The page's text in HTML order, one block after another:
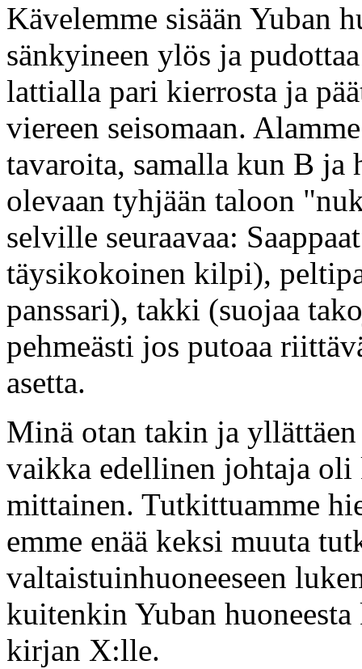
Kävelemme sisään Yuban
sänkyineen ylös ja
lattialla pari kierrosta ja
viereen seisomaan.
tavaroita, samalla kun B ja
olevaan tyhjään taloon
selville seuraavaa:
täysikokoinen kilpi),
panssari), takki (suojaa
pehmeästi jos putoaa
asetta.
Minä otan takin ja
vaikka edellinen johtaja
mittainen. Tutkittuamme
emme enää keksi muuta
valtaistuinhuoneeseen
kuitenkin Yuban
kirjan X:lle.